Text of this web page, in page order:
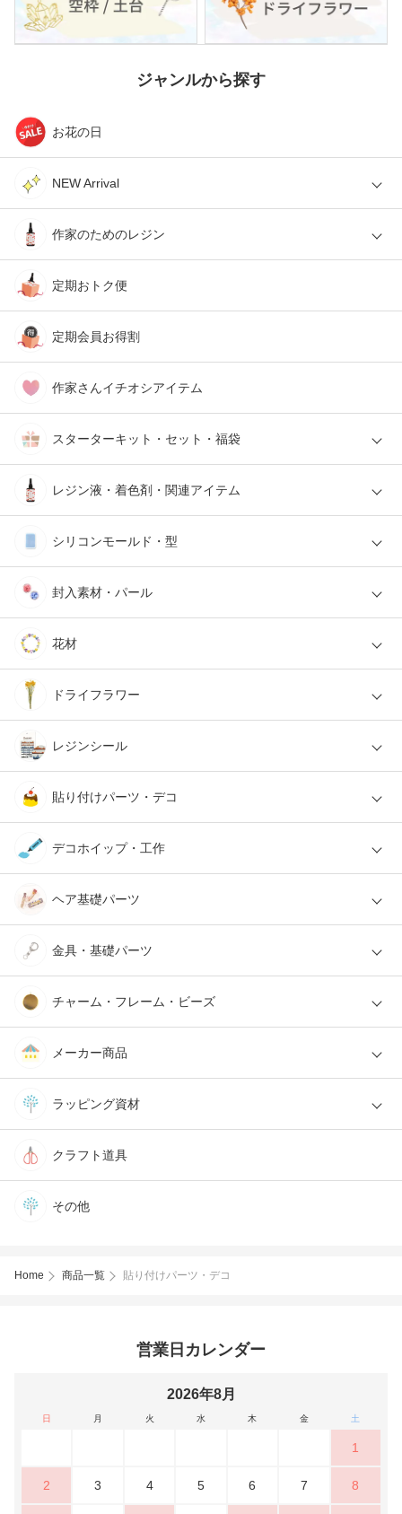
ジャンルから探す
お花の日
NEW Arrival
作家のためのレジン
定期おトク便
定期会員お得割
作家さんイチオシアイテム
スターターキット・セット・福袋
レジン液・着色剤・関連アイテム
シリコンモールド・型
封入素材・パール
花材
ドライフラワー
レジンシール
貼り付けパーツ・デコ
デコホイップ・工作
ヘア基礎パーツ
金具・基礎パーツ
チャーム・フレーム・ビーズ
メーカー商品
ラッピング資材
クラフト道具
その他
Home 商品一覧 貼り付けパーツ・デコ
営業日カレンダー
2026年8月
日 月 火 水 木 金 土
1
2 3 4 5 6 7 8